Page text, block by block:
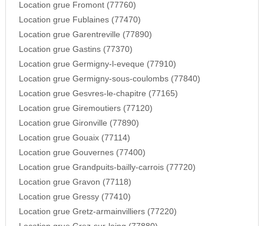
Location grue Fromont (77760)
Location grue Fublaines (77470)
Location grue Garentreville (77890)
Location grue Gastins (77370)
Location grue Germigny-l-eveque (77910)
Location grue Germigny-sous-coulombs (77840)
Location grue Gesvres-le-chapitre (77165)
Location grue Giremoutiers (77120)
Location grue Gironville (77890)
Location grue Gouaix (77114)
Location grue Gouvernes (77400)
Location grue Grandpuits-bailly-carrois (77720)
Location grue Gravon (77118)
Location grue Gressy (77410)
Location grue Gretz-armainvilliers (77220)